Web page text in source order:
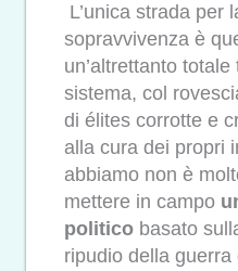
L’unica strada per
sopravvivenza è
un’altrettanto
sistema, col
di élites corrotte e
alla cura dei propri
abbiamo non è
mettere in campo
politico basato
ripudio della